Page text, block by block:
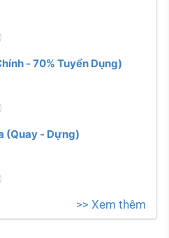
- 70% Tuyển Dụng)
(Quay - Dựng)
>> Xem thêm